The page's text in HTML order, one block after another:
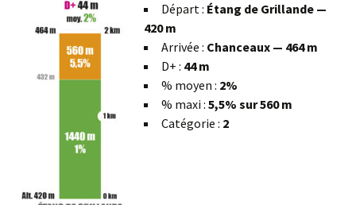
Départ : Étang de Grillande —
420 m
Arrivée : Chanceaux — 464 m
D+ : 44 m
% moyen : 2%
% maxi : 5,5% sur 560 m
Catégorie : 2